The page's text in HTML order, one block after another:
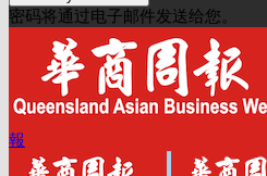
密码将通过电子邮件发送给您。
報